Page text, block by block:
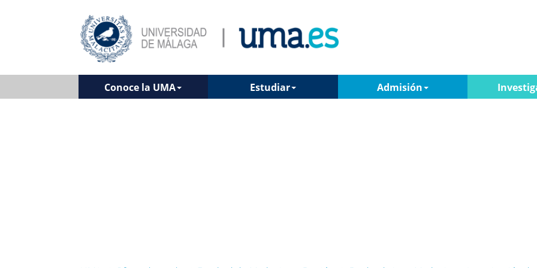
Conoce la UMA Estudiar Admisión